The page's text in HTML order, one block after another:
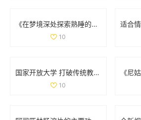
《在梦境深处探索熟睡的邻居秘密与奇遇的故事》
10
国家开放大学 打破传统教育界限，开启学习新模式与机遇
10